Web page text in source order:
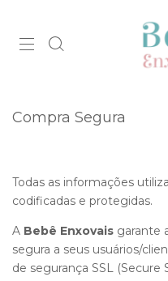
Compra Segura
Todas as informações
codificadas e protegidas.
A Bebê Enxovais garante
segura a seus usuários/
de segurança SSL